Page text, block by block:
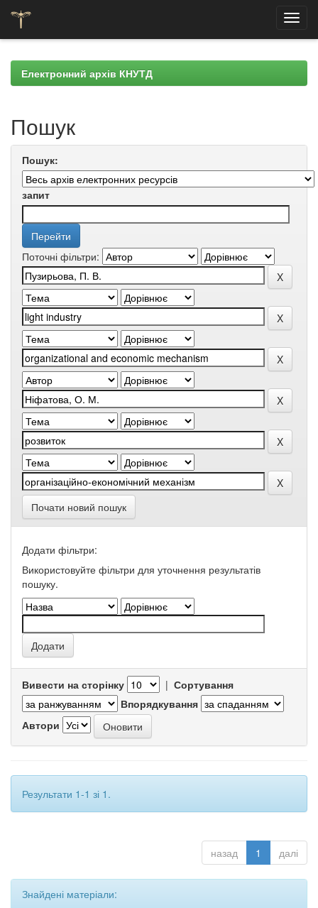
navigationЕлектронний архів КНУТД
Пошук
Пошук:
запит
Поточні фільтри:
Почати новий пошук
Додати фільтри:
Використовуйте фільтри для уточнення результатів
пошуку.
Вивести на сторінку | Сортування
Впорядкування
Автори
Результати 1-1 зі 1.
назад 1 далі
Знайдені матеріали: